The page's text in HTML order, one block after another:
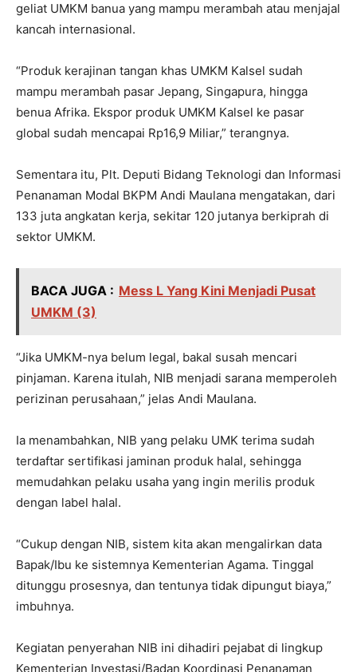
geliat UMKM banua yang mampu merambah atau menjajal
kancah internasional.
“Produk kerajinan tangan khas UMKM Kalsel sudah
mampu merambah pasar Jepang, Singapura, hingga
benua Afrika. Ekspor produk UMKM Kalsel ke pasar
global sudah mencapai Rp16,9 Miliar,” terangnya.
Sementara itu, Plt. Deputi Bidang Teknologi dan Informasi
Penanaman Modal BKPM Andi Maulana mengatakan, dari
133 juta angkatan kerja, sekitar 120 jutanya berkiprah di
sektor UMKM.
BACA JUGA : Mess L Yang Kini Menjadi Pusat
UMKM (3)
“Jika UMKM-nya belum legal, bakal susah mencari
pinjaman. Karena itulah, NIB menjadi sarana memperoleh
perizinan perusahaan,” jelas Andi Maulana.
Ia menambahkan, NIB yang pelaku UMK terima sudah
terdaftar sertifikasi jaminan produk halal, sehingga
memudahkan pelaku usaha yang ingin merilis produk
dengan label halal.
“Cukup dengan NIB, sistem kita akan mengalirkan data
Bapak/Ibu ke sistemnya Kementerian Agama. Tinggal
ditunggu prosesnya, dan tentunya tidak dipungut biaya,”
imbuhnya.
Kegiatan penyerahan NIB ini dihadiri pejabat di lingkup
Kementerian Investasi/Badan Koordinasi Penanaman